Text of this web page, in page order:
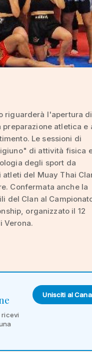
riguarderà l'apertura
atletica e
Le sessioni di
di attività fisica
degli sport da
del Muay Thai
Confermata anche la
del Clan al
organizzato il 12
Verona.
ricevi
Unisciti al